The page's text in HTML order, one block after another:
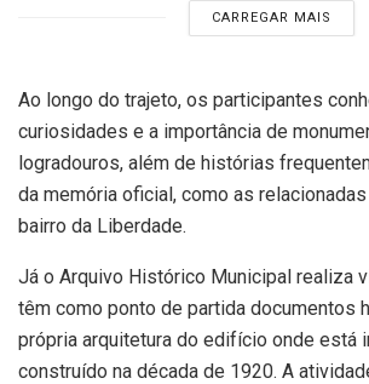
CARREGAR MAIS
Ao longo do trajeto, os participantes
curiosidades e a importância de
logradouros, além de histórias
da memória oficial, como as
bairro da Liberdade.
Já o Arquivo Histórico Municipal realiza
têm como ponto de partida documentos
própria arquitetura do edifício onde está
construído na década de 1920. A